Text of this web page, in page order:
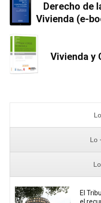
Derecho de
Vivienda (e-
Vivienda y
Lo
El